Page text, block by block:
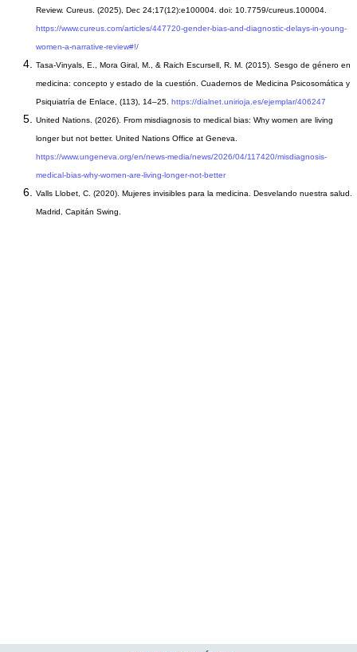
Review. Cureus. (2025), Dec 24;17(12):e100004. doi: 10.7759/cureus.100004.
https://www.cureus.com/articles/447720-gender-bias-and-diagnostic-delays-in-young-
women-a-narrative-review#!/
Tasa-Vinyals, E., Mora Giral, M., & Raich Escursell, R. M. (2015). Sesgo de género en
medicina: concepto y estado de la cuestión. Cuadernos de Medicina Psicosomática y
Psiquiatría de Enlace, (113), 14–25. https://dialnet.unirioja.es/ejemplar/406247
United Nations. (2026). From misdiagnosis to medical bias: Why women are living
longer but not better. United Nations Office at Geneva.
https://www.ungeneva.org/en/news-media/news/2026/04/117420/misdiagnosis-
medical-bias-why-women-are-living-longer-not-better
Valls Llobet, C. (2020). Mujeres invisibles para la medicina. Desvelando nuestra salud.
Madrid, Capitán Swing.